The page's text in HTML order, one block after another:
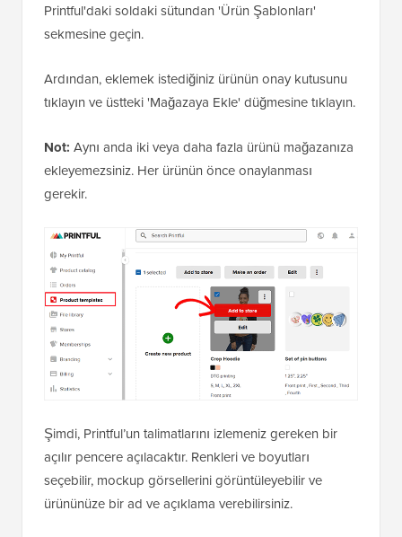
Printful'daki soldaki sütundan 'Ürün Şablonları'
sekmesine geçin.
Ardından, eklemek istediğiniz ürünün onay kutusunu
tıklayın ve üstteki 'Mağazaya Ekle' düğmesine tıklayın.
Not: Aynı anda iki veya daha fazla ürünü mağazanıza
ekleyemezsiniz. Her ürünün önce onaylanması
gerekir.
Şimdi, Printful’un talimatlarını izlemeniz gereken bir
açılır pencere açılacaktır. Renkleri ve boyutları
seçebilir, mockup görsellerini görüntüleyebilir ve
ürününüze bir ad ve açıklama verebilirsiniz.